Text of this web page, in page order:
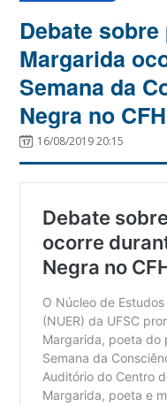
Debate
Margarida
Semana da
Negra no CFH
16/08/2019 20:15